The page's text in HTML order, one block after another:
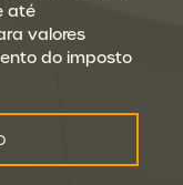
até
valores
do imposto